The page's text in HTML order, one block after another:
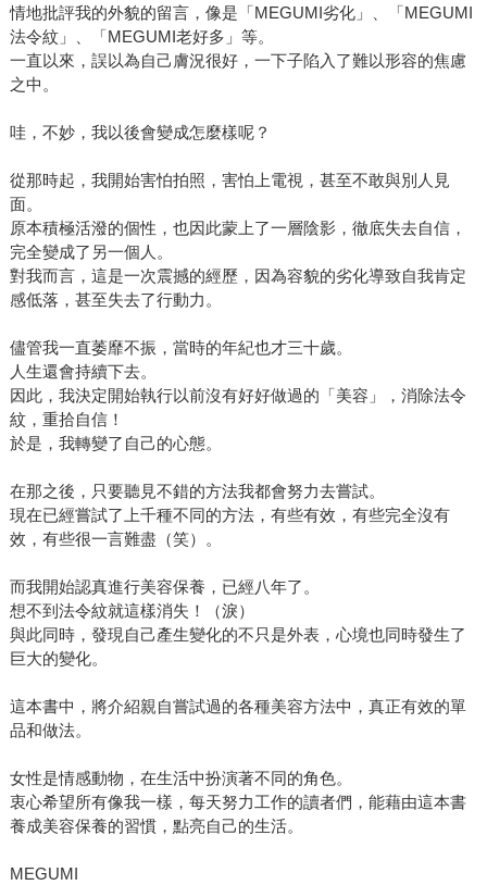
情地批評我的外貌的留言，像是「MEGUMI劣化」、「MEGUMI
法令紋」、「MEGUMI老好多」等。
一直以來，誤以為自己膚況很好，一下子陷入了難以形容的焦慮
之中。
哇，不妙，我以後會變成怎麼樣呢？
從那時起，我開始害怕拍照，害怕上電視，甚至不敢與別人見
面。
原本積極活潑的個性，也因此蒙上了一層陰影，徹底失去自信，
完全變成了另一個人。
對我而言，這是一次震撼的經歷，因為容貌的劣化導致自我肯定
感低落，甚至失去了行動力。
儘管我一直萎靡不振，當時的年紀也才三十歲。
人生還會持續下去。
因此，我決定開始執行以前沒有好好做過的「美容」，消除法令
紋，重拾自信！
於是，我轉變了自己的心態。
在那之後，只要聽見不錯的方法我都會努力去嘗試。
現在已經嘗試了上千種不同的方法，有些有效，有些完全沒有
效，有些很一言難盡（笑）。
而我開始認真進行美容保養，已經八年了。
想不到法令紋就這樣消失！（淚）
與此同時，發現自己產生變化的不只是外表，心境也同時發生了
巨大的變化。
這本書中，將介紹親自嘗試過的各種美容方法中，真正有效的單
品和做法。
女性是情感動物，在生活中扮演著不同的角色。
衷心希望所有像我一樣，每天努力工作的讀者們，能藉由這本書
養成美容保養的習慣，點亮自己的生活。
MEGUMI